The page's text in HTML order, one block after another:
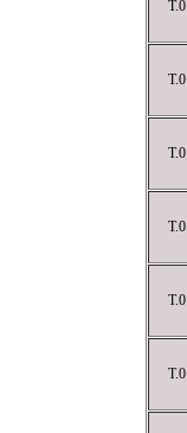
T.0
T.0
T.0
T.0
T.0
T.0